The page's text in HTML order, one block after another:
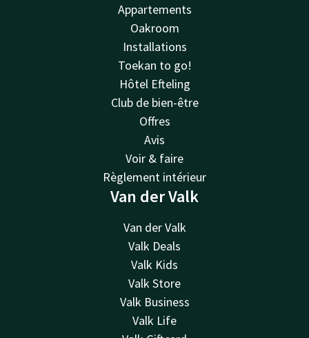
Appartements
Oakroom
Installations
Toekan to go!
Hôtel Efteling
Club de bien-être
Offres
Avis
Voir & faire
Règlement intérieur
Van der Valk
Van der Valk
Valk Deals
Valk Kids
Valk Store
Valk Business
Valk Life